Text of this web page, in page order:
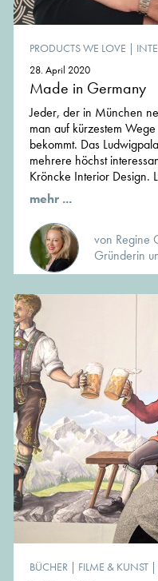
PRODUCTS WE LOVE |
28. April 2020
Made in Germany
Jeder, der in München
man auf kürzestem
bekommt. Das
mehrere höchst
Kröncke Interior Design.
mehr ...
von Regine
Gründerin
BÜCHER | FILME & KUNST |